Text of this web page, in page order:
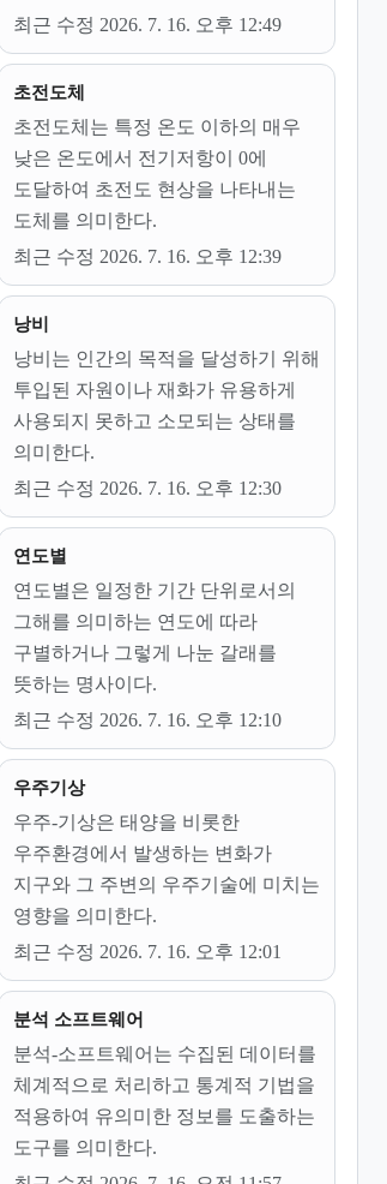
최근 수정 2026. 7. 16. 오후 12:49
초전도체
초전도체는 특정 온도 이하의 매우
낮은 온도에서 전기저항이 0에
도달하여 초전도 현상을 나타내는
도체를 의미한다.
최근 수정 2026. 7. 16. 오후 12:39
낭비
낭비는 인간의 목적을 달성하기 위해
투입된 자원이나 재화가 유용하게
사용되지 못하고 소모되는 상태를
의미한다.
최근 수정 2026. 7. 16. 오후 12:30
연도별
연도별은 일정한 기간 단위로서의
그해를 의미하는 연도에 따라
구별하거나 그렇게 나눈 갈래를
뜻하는 명사이다.
최근 수정 2026. 7. 16. 오후 12:10
우주기상
우주-기상은 태양을 비롯한
우주환경에서 발생하는 변화가
지구와 그 주변의 우주기술에 미치는
영향을 의미한다.
최근 수정 2026. 7. 16. 오후 12:01
분석 소프트웨어
분석-소프트웨어는 수집된 데이터를
체계적으로 처리하고 통계적 기법을
적용하여 유의미한 정보를 도출하는
도구를 의미한다.